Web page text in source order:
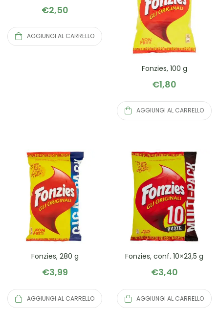
€2,50
AGGIUNGI AL CARRELLO
Fonzies, 100 g
€1,80
AGGIUNGI AL CARRELLO
Fonzies, 280 g
€3,99
AGGIUNGI AL CARRELLO
Fonzies, conf. 10×23,5 g
€3,40
AGGIUNGI AL CARRELLO